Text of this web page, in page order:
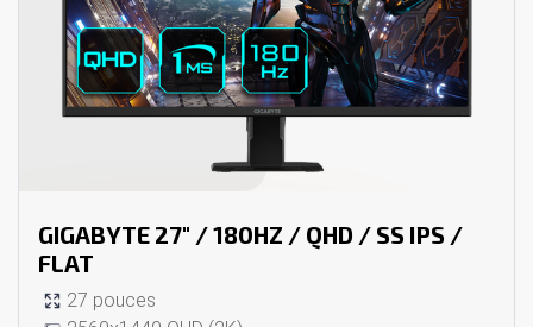
GIGABYTE 27" / 180HZ / QHD / SS IPS /
FLAT
27 pouces